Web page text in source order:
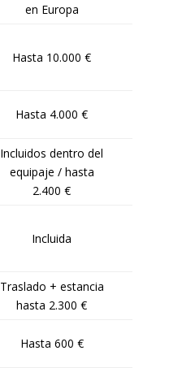
en Europa
Hasta 10.000 €
Hasta 4.000 €
Incluidos dentro del
equipaje / hasta
2.400 €
Incluida
Traslado + estancia
hasta 2.300 €
Hasta 600 €